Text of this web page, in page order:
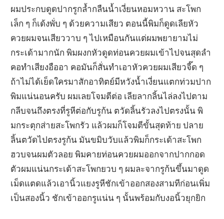
ผมประกบดูดปากรูกล้ำกลืนน้ำเงี่ยนหอมหวาน สะโพก
เล็ก ๆ ก็เด้งพั่บ ๆ ด้วยความเสียว ตอนนี้พิมก็ดูดเลียหัว
ควยผมจนเสียววาบ ๆ ไปเหมือนกันแต่ผมพยายามไม่
กระเด้ามากนัก พิมผงกหัวดูดท่อนควยผมเข้าไปจนสุดลำ
คอทำเสียงอืออา คอมันก็สั่นทำเอาหัวควยผมเสียวจี๊ด ๆ
ถ้าไม่ได้เย็ดใครมาสักอาทิตย์มีหวังน้ำเงี่ยนแตกท่วมปาก
พิมแน่นอนครับ ผมเลยโจมตีต่อ เลียลากลิ้นไล่ลงไปตาม
กลีบจนถึงตรงที่รูหีต่อกับรูก้น ตวัดลิ้นรัวลงไปตรงนั้น พิ
มกระตุกส่ายสะโพกรัว แล้วผมก็โจมตีขั้นสุดท้าย ปลาย
ลิ้นตวัดไปตรงรูก้น มันขมิบวับแล้วพิมก็กระเด้าสะโพก
ฮวบจนผมตัวลอย พิมคายท่อนควยผมออกจากปากกอด
ตัวผมแน่นกระเด้าสะโพกยวบ ๆ ผมละจากรูก้นขึ้นมาดูด
เม็ดแตดแล้วเอานิ้วแยงรูหีชักเข้าออกสองสามทีก่อนเพิ่ม
เป็นสองนิ้ว ชักเข้าออกรูแน่น ๆ นั้นพร้อมกับงอนิ้วยุกยิก